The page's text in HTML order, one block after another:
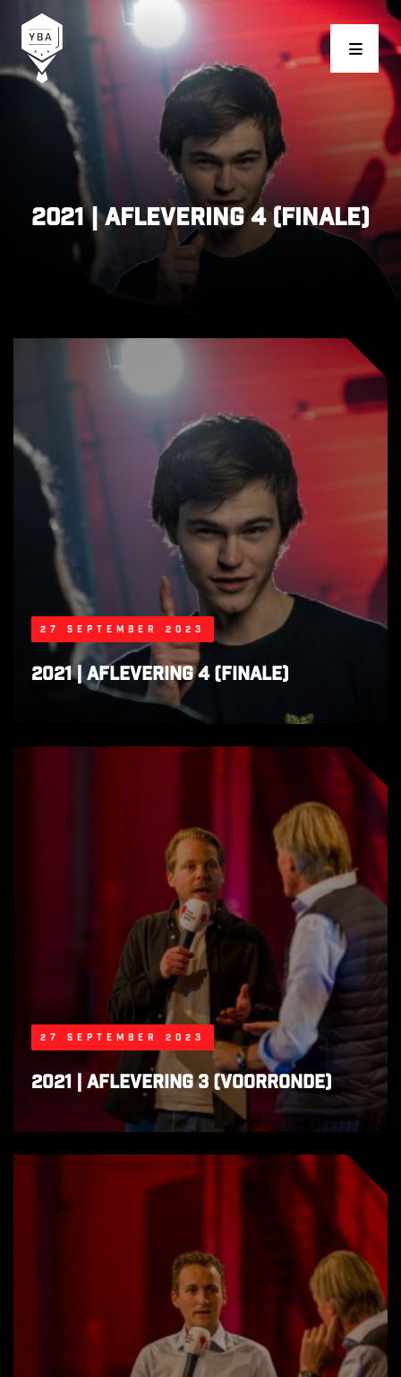
Young Business Award
2021 | Aflevering 4 (finale)
27 september 2023
2021 | Aflevering 4 (finale)
27 september 2023
2021 | Aflevering 3 (voorronde)